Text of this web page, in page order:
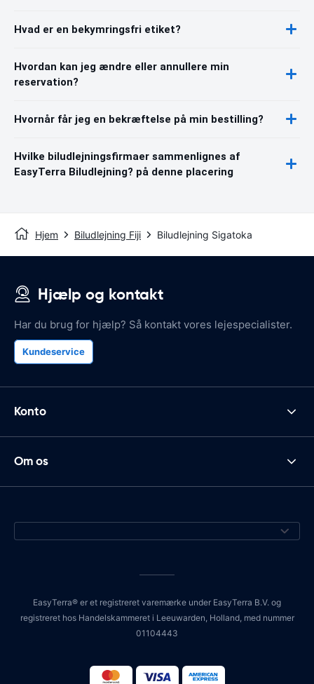
Hvad er en bekymringsfri etiket?
Hvordan kan jeg ændre eller annullere min
reservation?
Hvornår får jeg en bekræftelse på min bestilling?
Hvilke biludlejningsfirmaer sammenlignes af
EasyTerra Biludlejning? på denne placering
Hjem Biludlejning Fiji Biludlejning Sigatoka
Hjælp og kontakt
Har du brug for hjælp? Så kontakt vores lejespecialister.
Kundeservice
Konto
Om os
EasyTerra® er et registreret varemærke under EasyTerra B.V. og
registreret hos Handelskammeret i Leeuwarden, Holland, med nummer
01104443